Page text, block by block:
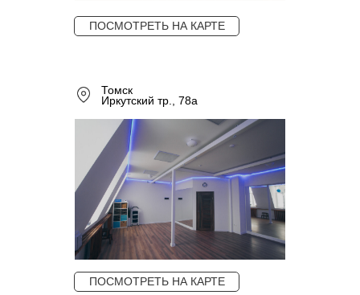
Иркутский тр., 78а
Томск
ПОСМОТРЕТЬ НА КАРТЕ
ПОСМОТРЕТЬ НА КАРТЕ